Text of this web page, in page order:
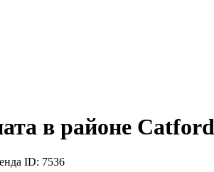
в районе
ID: 7536